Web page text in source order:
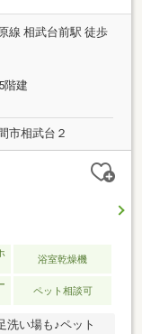
線 相武台前駅 徒歩
階建
市相武台２
浴室乾燥機
ペット相談可
い場も♪ペット